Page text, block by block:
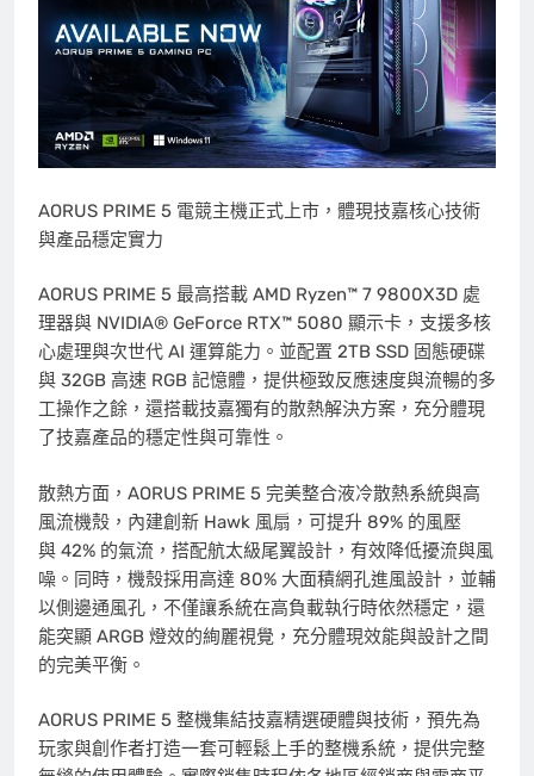
AORUS PRIME 5 電競主機正式上市，體現技嘉核心技術
與產品穩定實力
AORUS PRIME 5 最高搭載 AMD Ryzen™ 7 9800X3D 處
理器與 NVIDIA® GeForce RTX™ 5080 顯示卡，支援多核
心處理與次世代 AI 運算能力。並配置 2TB SSD 固態硬碟
與 32GB 高速 RGB 記憶體，提供極致反應速度與流暢的多
工操作之餘，還搭載技嘉獨有的散熱解決方案，充分體現
了技嘉產品的穩定性與可靠性。
散熱方面，AORUS PRIME 5 完美整合液冷散熱系統與高
風流機殼，內建創新 Hawk 風扇，可提升 89% 的風壓
與 42% 的氣流，搭配航太級尾翼設計，有效降低擾流與風
噪。同時，機殼採用高達 80% 大面積網孔進風設計，並輔
以側邊通風孔，不僅讓系統在高負載執行時依然穩定，還
能突顯 ARGB 燈效的絢麗視覺，充分體現效能與設計之間
的完美平衡。
AORUS PRIME 5 整機集結技嘉精選硬體與技術，預先為
玩家與創作者打造一套可輕鬆上手的整機系統，提供完整